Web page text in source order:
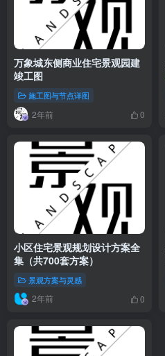
万象城东侧商业住宅景观园建
竣工图
施工图与节点详图
2年前 0
小区住宅景观规划设计方案全
集（共700套方案）
景观方案与灵感
2年前 0